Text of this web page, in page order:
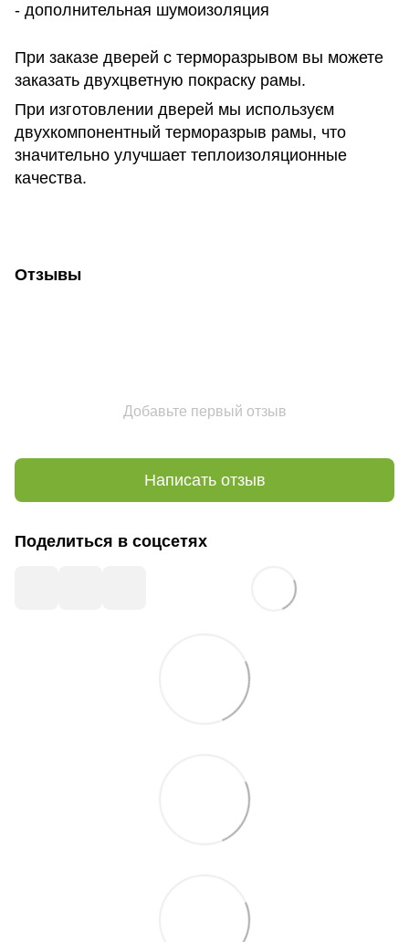
- дополнительная шумоизоляция
При заказе дверей с терморазрывом вы можете
заказать двухцветную покраску рамы.
При изготовлении дверей мы используєм
двухкомпонентный терморазрыв рамы, что
значительно улучшает теплоизоляционные
качества.
Отзывы
Добавьте первый отзыв
Написать отзыв
Поделиться в соцсетях